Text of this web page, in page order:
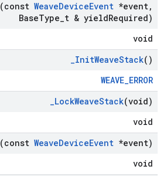
(const WeaveDeviceEvent *event,
BaseType t & yieldRequired)
void
_InitWeaveStack()
WEAVE_ERROR
_LockWeaveStack(void)
void
(const WeaveDeviceEvent *event)
void